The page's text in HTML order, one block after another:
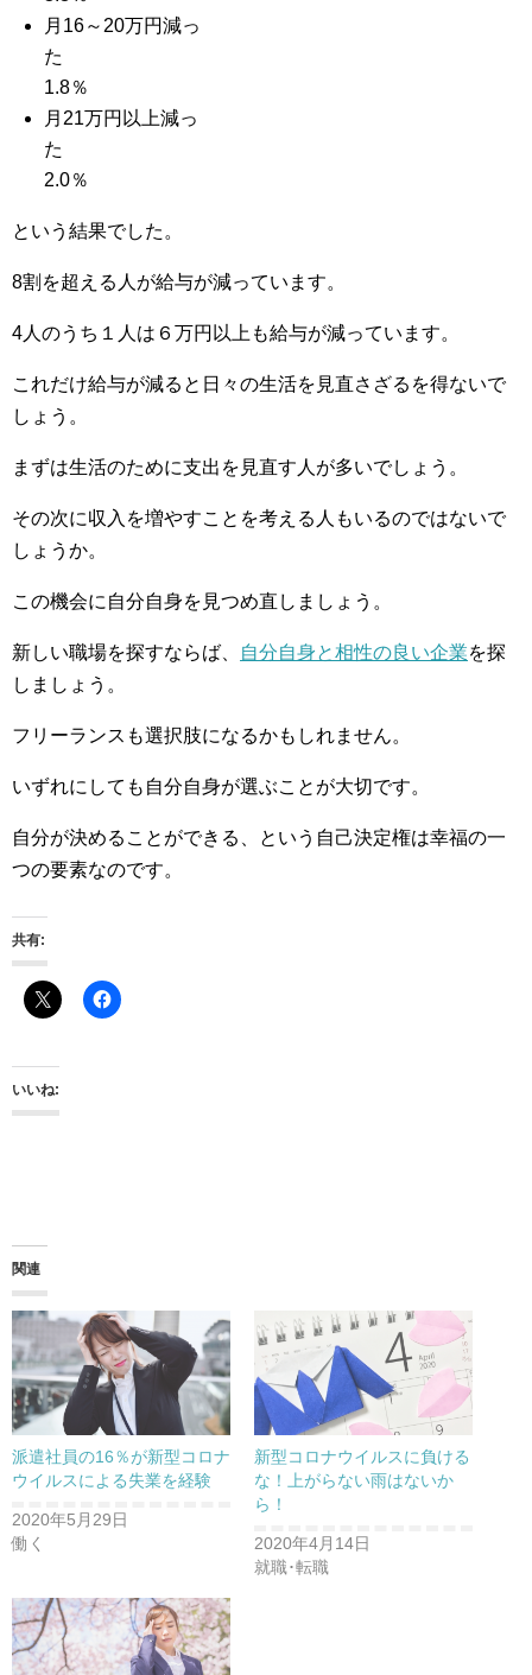
月16～20万円減っ
た
1.8％
月21万円以上減っ
た
2.0％
という結果でした。
8割を超える人が給与が減っています。
4人のうち１人は６万円以上も給与が減っています。
これだけ給与が減ると日々の生活を見直さざるを得ないで
しょう。
まずは生活のために支出を見直す人が多いでしょう。
その次に収入を増やすことを考える人もいるのではないで
しょうか。
この機会に自分自身を見つめ直しましょう。
新しい職場を探すならば、 自分自身と相性の良い企業を探
しましょう。
フリーランスも選択肢になるかもしれません。
いずれにしても自分自身が選ぶことが大切です。
自分が決めることができる、という自己決定権は幸福の一
つの要素なのです。
共有:
いいね:
関連
派遣社員の16％が新型コロナ
ウイルスによる失業を経験
2020年5月29日
働く
新型コロナウイルスに負ける
な！上がらない雨はないか
ら！
2020年4月14日
就職･転職